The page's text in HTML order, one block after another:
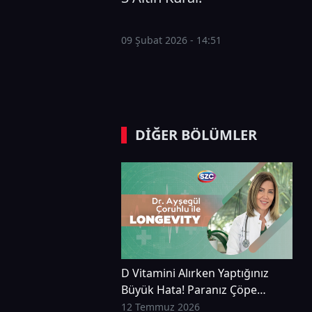
09 Şubat 2026 - 14:51
DİĞER BÖLÜMLER
D Vitamini Alırken Yaptığınız
Büyük Hata! Paranız Çöpe
Gidiyor Olabilir! | Dr. Ayşegül
12 Temmuz 2026